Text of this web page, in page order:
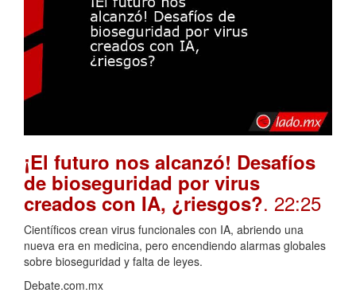
¡El futuro nos alcanzó! Desafíos
de bioseguridad por virus
creados con IA, ¿riesgos?. 22:25
Científicos crean virus funcionales con IA, abriendo una
nueva era en medicina, pero encendiendo alarmas globales
sobre bioseguridad y falta de leyes.
Debate.com.mx